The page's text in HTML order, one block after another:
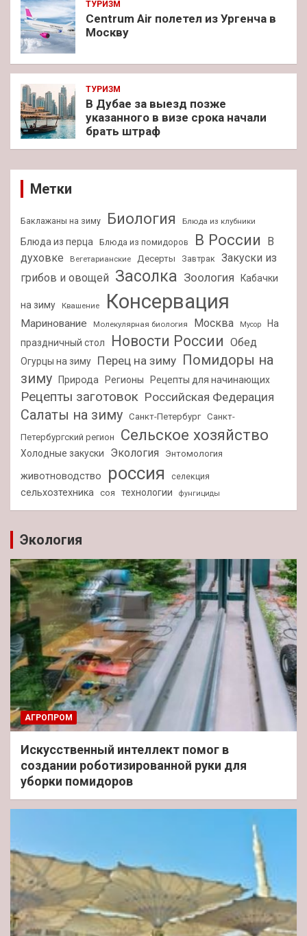
ТУРИЗМ
Centrum Air полетел из Ургенча в
Москву
ТУРИЗМ
В Дубае за выезд позже
указанного в визе срока начали
брать штраф
Метки
Баклажаны на зиму Биология Блюда из клубники
Блюда из перца Блюда из помидоров В России
В
духовке
Вегетарианские Десерты Завтрак Закуски из
грибов и овощей Засолка Зоология Кабачки
на зиму Квашение Консервация
Маринование Молекулярная биология Москва Мусор
На
праздничный стол
Новости России Обед
Огурцы на зиму Перец на зиму Помидоры на
зиму
Природа Регионы Рецепты для начинающих
Рецепты заготовок Российская Федерация
Салаты на зиму Санкт-Петербург Санкт-
Петербургский регион
Сельское хозяйство
Холодные закуски Экология Энтомология
животноводство россия селекция
сельхозтехника соя технологии фунгициды
Экология
АГРОПРОМ
Искусственный интеллект помог в
создании роботизированной руки для
уборки помидоров